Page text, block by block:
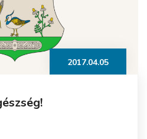
2017.04.05